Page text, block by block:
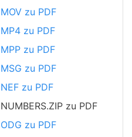
MOV zu PDF
MP4 zu PDF
MPP zu PDF
MSG zu PDF
NEF zu PDF
NUMBERS.ZIP zu PDF
ODG zu PDF